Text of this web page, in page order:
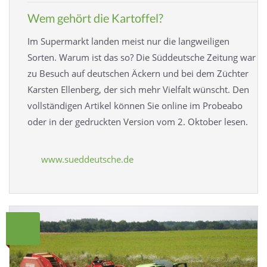
Wem gehört die Kartoffel?
Im Supermarkt landen meist nur die langweiligen
Sorten. Warum ist das so? Die Süddeutsche Zeitung war
zu Besuch auf deutschen Äckern und bei dem Züchter
Karsten Ellenberg, der sich mehr Vielfalt wünscht. Den
vollständigen Artikel können Sie online im Probeabo
oder in der gedruckten Version vom 2. Oktober lesen.
www.sueddeutsche.de